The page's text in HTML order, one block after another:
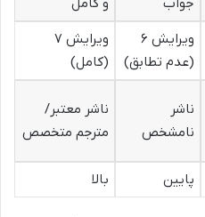
جواب
و کامل
ویرایش ۶
(عدم تطابق)
ویرایش ۷
(کامل)
ناشر
نامشخص
ناشر معتبر/
مترجم متخصص
پایین بالا